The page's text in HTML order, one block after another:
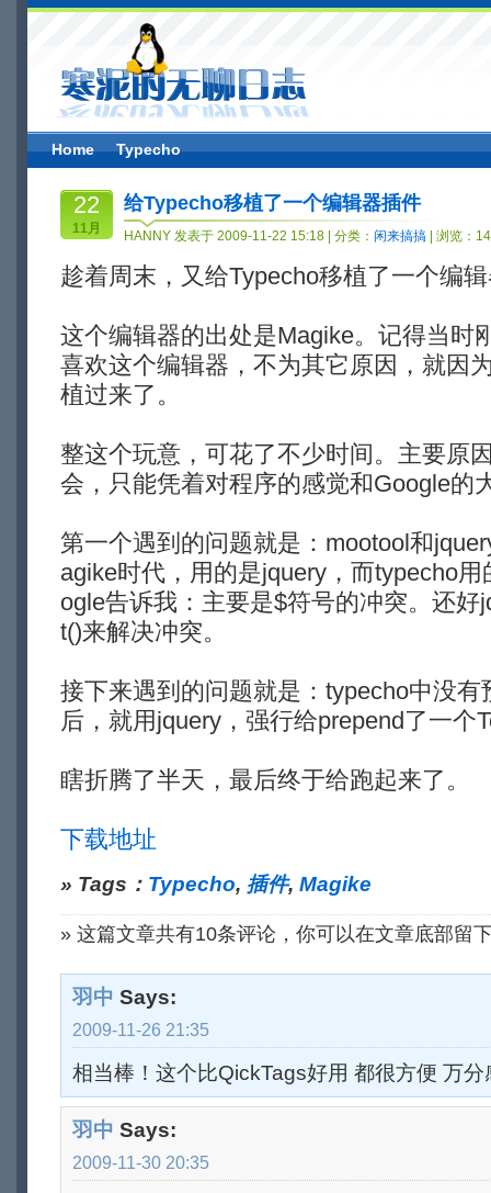
Home Typecho
22
11月
给Typecho移植了一个编辑器插件
HANNY 发表于 2009-11-22 15:18 | 分类： 闲来搞搞 | 浏览：
趁着周末，又给Typecho移植了一个编
这个编辑器的出处是Magike。记得当时
喜欢这个编辑器，不为其它原因，就因
植过来了。
整这个玩意，可花了不少时间。主要原
会，只能凭着对程序的感觉和Google的
第一个遇到的问题就是：mootool和
agike时代，用的是jquery，而typecho
ogle告诉我：主要是$符号的冲突。还好
t()来解决冲突。
接下来遇到的问题就是：typecho中没有
后，就用jquery，强行给prepend了一个
瞎折腾了半天，最后终于给跑起来了。
下载地址
» Tags： Typecho, 插件, Magike
» 这篇文章共有10条评论，你可以在文章底部留
羽中 Says:
2009-11-26 21:35
相当棒！这个比QickTags好用 都很方便 万分
羽中 Says:
2009-11-30 20:35